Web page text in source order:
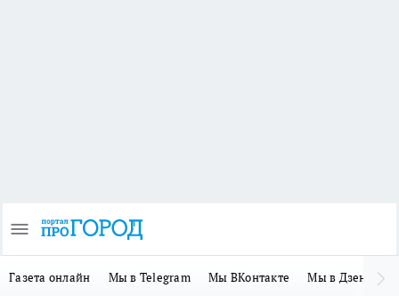
Газета онлайн Мы в Telegram Мы ВКонтакте Мы в Дзене